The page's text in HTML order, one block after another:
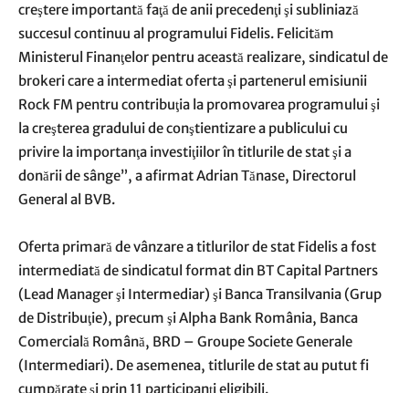
creştere importantă faţă de anii precedenţi şi subliniază
succesul continuu al programului Fidelis. Felicităm
Ministerul Finanţelor pentru această realizare, sindicatul de
brokeri care a intermediat oferta şi partenerul emisiunii
Rock FM pentru contribuţia la promovarea programului şi
la creşterea gradului de conştientizare a publicului cu
privire la importanţa investiţiilor în titlurile de stat şi a
donării de sânge”, a afirmat Adrian Tănase, Directorul
General al BVB.
Oferta primară de vânzare a titlurilor de stat Fidelis a fost
intermediată de sindicatul format din BT Capital Partners
(Lead Manager şi Intermediar) şi Banca Transilvania (Grup
de Distribuţie), precum şi Alpha Bank România, Banca
Comercială Română, BRD – Groupe Societe Generale
(Intermediari). De asemenea, titlurile de stat au putut fi
cumpărate şi prin 11 participanţi eligibili.